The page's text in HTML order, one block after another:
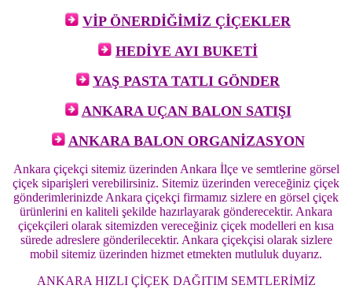
VİP ÖNERDİĞİMİZ ÇİÇEKLER
HEDİYE AYI BUKETİ
YAŞ PASTA TATLI GÖNDER
ANKARA UÇAN BALON SATIŞI
ANKARA BALON ORGANİZASYON
Ankara çiçekçi sitemiz üzerinden Ankara İlçe ve semtlerine görsel
çiçek siparişleri verebilirsiniz. Sitemiz üzerinden vereceğiniz çiçek
gönderimlerinizde Ankara çiçekçi firmamız sizlere en görsel çiçek
ürünlerini en kaliteli şekilde hazırlayarak gönderecektir. Ankara
çiçekçileri olarak sitemizden vereceğiniz çiçek modelleri en kısa
sürede adreslere gönderilecektir. Ankara çiçekçisi olarak sizlere
mobil sitemiz üzerinden hizmet etmekten mutluluk duyarız.
ANKARA HIZLI ÇİÇEK DAĞITIM SEMTLERİMİZ